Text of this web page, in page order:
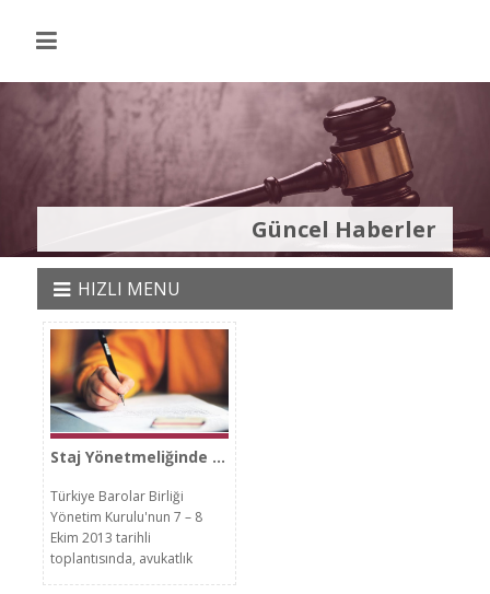
Güncel Haberler
HIZLI MENU
Staj Yönetmeliğinde Stajyerliğe Ve Avukatlığa Kabul Için 2 Ayrı Yazılı
Türkiye Barolar Birliği
Yönetim Kurulu'nun 7 – 8
Ekim 2013 tarihli
toplantısında, avukatlık